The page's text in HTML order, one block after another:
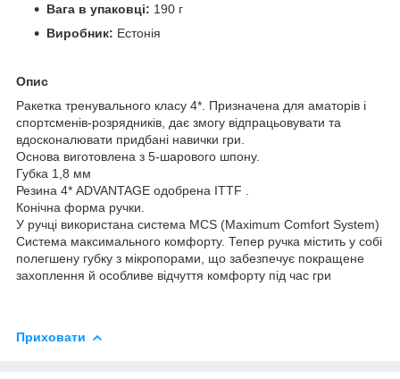
Вага в упаковці: 190 г
Виробник: Естонія
Опис
Ракетка тренувального класу 4*. Призначена для аматорів і
спортсменів-розрядників, дає змогу відпрацьовувати та
вдосконалювати придбані навички гри.
Основа виготовлена з 5-шарового шпону.
Губка 1,8 мм
Резина 4* ADVANTAGE одобрена ITTF .
Конічна форма ручки.
У ручці використана система MCS (Maximum Comfort System)
Система максимального комфорту. Тепер ручка містить у собі
полегшену губку з мікропорами, що забезпечує покращене
захоплення й особливе відчуття комфорту під час гри
Приховати